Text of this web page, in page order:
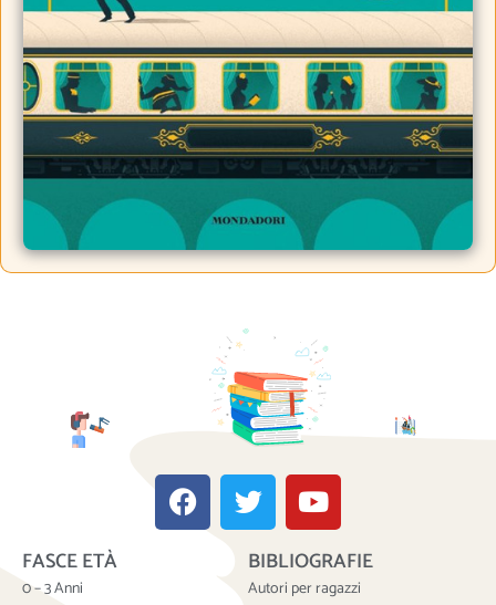
F
a
c
T
w
i
t
Y
o
u
t
FASCE ETÀ
0 – 3 Anni
BIBLIOGRAFIE
Autori per ragazzi